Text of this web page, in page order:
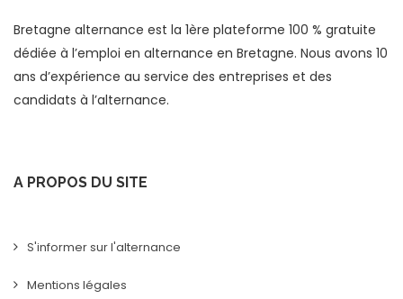
Bretagne alternance est la 1ère plateforme 100 % gratuite
dédiée à l’emploi en alternance en Bretagne. Nous avons 10
ans d’expérience au service des entreprises et des
candidats à l’alternance.
A PROPOS DU SITE
S'informer sur l'alternance
Mentions légales